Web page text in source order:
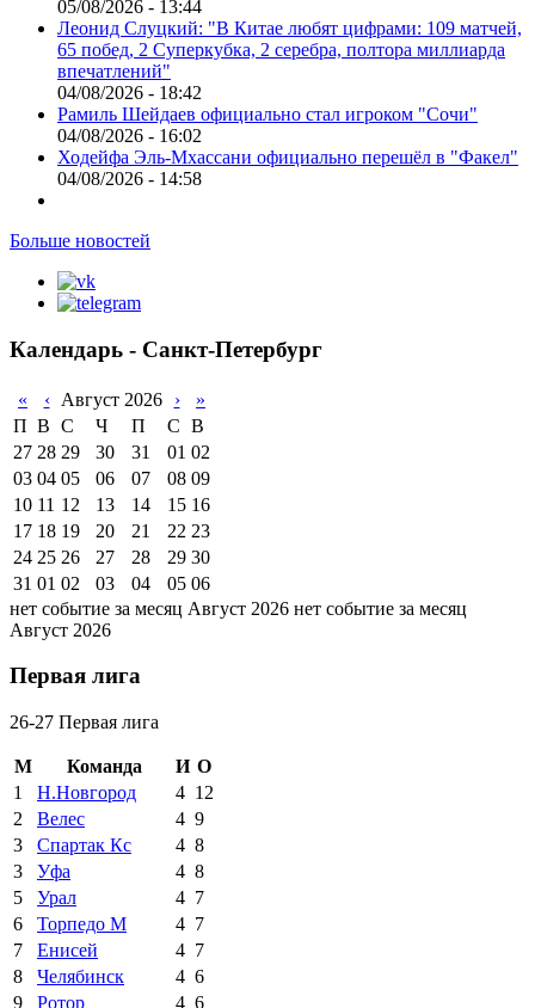
05/08/2026 - 13:44
Леонид Слуцкий: "В Китае любят цифрами: 109 матчей,
65 побед, 2 Суперкубка, 2 серебра, полтора миллиарда
впечатлений"
04/08/2026 - 18:42
Рамиль Шейдаев официально стал игроком "Сочи"
04/08/2026 - 16:02
Ходейфа Эль-Мхассани официально перешёл в "Факел"
04/08/2026 - 14:58
Больше новостей
Календарь - Санкт-Петербург
« ‹ Август 2026 ›
»
П В С Ч П С В
27 28 29 30 31 01 02
03 04 05 06 07 08 09
10 11 12 13 14 15 16
17 18 19 20 21 22 23
24 25 26 27 28 29 30
31 01 02 03 04 05 06
нет событие за месяц Август 2026 нет событие за месяц
Август 2026
Первая лига
26-27 Первая лига
М Команда И О
1
Н.Новгород 4 12
2
Велес 4 9
3
Спартак Кс 4 8
3
Уфа 4 8
5
Урал 4 7
6
Торпедо М 4 7
7
Енисей 4 7
8
Челябинск 4 6
9
Ротор 4 6